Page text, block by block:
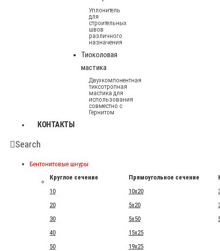
Уплонитель
для
строительных
швов
различного
назначения
Тиоколовая
мастика
Двухкомпонентная
тиксотропная
мастика для
использования
совместно с
Гернитом
КОНТАКТЫ
Search
Бентонитовые шнуры
Круглое сечение
Прямоугольное сечение
10
10x20
20
5x20
30
5x50
40
15x25
50
19x25